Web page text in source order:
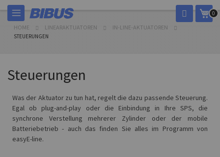
Skip
to
Content
My
0
HOME LINEARAKTUATOREN IN-LINE-AKTUATOREN
STEUERUNGEN
Steuerungen
Was der Aktuator zu tun hat, regelt die dazu passende Steuerung.
Egal ob plug-and-play oder die Einbindung in Ihre SPS, die
synchrone Verstellung mehrerer Zylinder oder der mobile
Batteriebetrieb - auch das finden Sie alles im Programm von
easyE-line.